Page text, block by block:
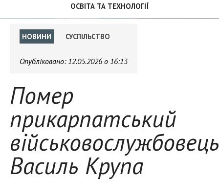
ОСВІТА ТА ТЕХНОЛОГІЇ
НОВИНИ СУСПІЛЬСТВО
Опубліковано: 12.05.2026 о 16:13
Помер
прикарпатський
військовослужбовець
Василь Крупа